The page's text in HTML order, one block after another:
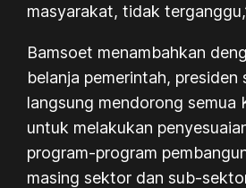
masyarakat, tidak
Bamsoet menambahkan
belanja pemerintah, presiden
langsung mendorong semua
untuk melakukan
program-program
masing sektor dan sub-